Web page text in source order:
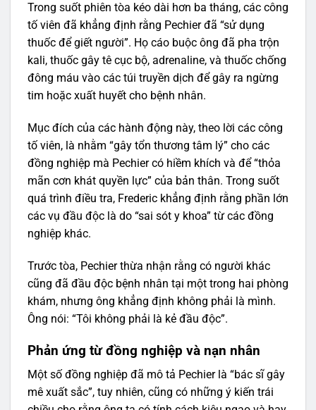
Trong suốt phiên tòa kéo dài hơn ba tháng, các công
tố viên đã khẳng định rằng Pechier đã “sử dụng
thuốc để giết người”. Họ cáo buộc ông đã pha trộn
kali, thuốc gây tê cục bộ, adrenaline, và thuốc chống
đông máu vào các túi truyền dịch để gây ra ngừng
tim hoặc xuất huyết cho bệnh nhân.
Mục đích của các hành động này, theo lời các công
tố viên, là nhằm “gây tổn thương tâm lý” cho các
đồng nghiệp mà Pechier có hiềm khích và để “thỏa
mãn cơn khát quyền lực” của bản thân. Trong suốt
quá trình điều tra, Frederic khẳng định rằng phần lớn
các vụ đầu độc là do “sai sót y khoa” từ các đồng
nghiệp khác.
Trước tòa, Pechier thừa nhận rằng có người khác
cũng đã đầu độc bệnh nhân tại một trong hai phòng
khám, nhưng ông khẳng định không phải là mình.
Ông nói: “Tôi không phải là kẻ đầu độc”.
Phản ứng từ đồng nghiệp và nạn nhân
Một số đồng nghiệp đã mô tả Pechier là “bác sĩ gây
mê xuất sắc”, tuy nhiên, cũng có những ý kiến trái